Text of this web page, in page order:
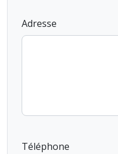
Adresse
Téléphone